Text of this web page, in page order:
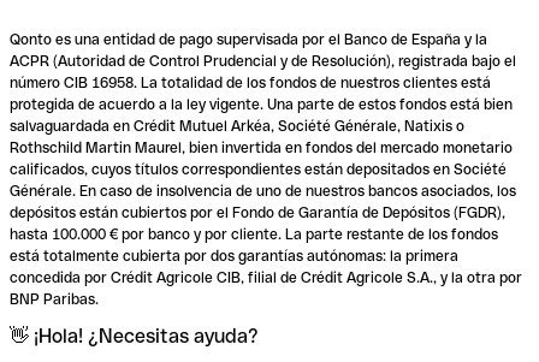
Qonto es una entidad de pago supervisada por el Banco de España y la
ACPR (Autoridad de Control Prudencial y de Resolución), registrada bajo el
número CIB 16958. La totalidad de los fondos de nuestros clientes está
protegida de acuerdo a la ley vigente. Una parte de estos fondos está bien
salvaguardada en Crédit Mutuel Arkéa, Société Générale, Natixis o
Rothschild Martin Maurel, bien invertida en fondos del mercado monetario
calificados, cuyos títulos correspondientes están depositados en Société
Générale. En caso de insolvencia de uno de nuestros bancos asociados, los
depósitos están cubiertos por el Fondo de Garantía de Depósitos (FGDR),
hasta 100.000 € por banco y por cliente. La parte restante de los fondos
está totalmente cubierta por dos garantías autónomas: la primera
concedida por Crédit Agricole CIB, filial de Crédit Agricole S.A., y la otra por
BNP Paribas.
👋 ¡Hola! ¿Necesitas ayuda?